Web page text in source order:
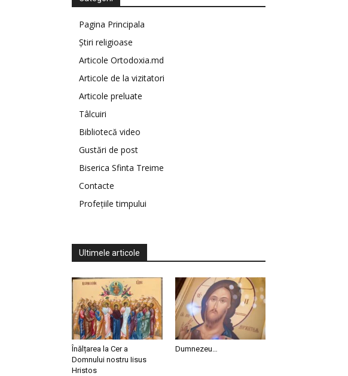
Pagina Principala
Știri religioase
Articole Ortodoxia.md
Articole de la vizitatori
Articole preluate
Tâlcuiri
Bibliotecă video
Gustări de post
Biserica Sfinta Treime
Contacte
Profețiile timpului
Ultimele articole
Înălțarea la Cer a
Domnului nostru Iisus
Hristos
Dumnezeu…